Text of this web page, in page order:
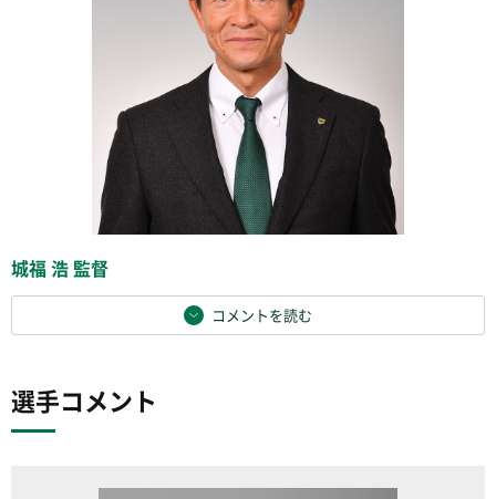
城福 浩 監督
コメントを読む
選手コメント